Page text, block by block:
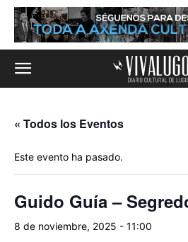
« Todos los Eventos
Este evento ha pasado.
Guido Guía –
8 de noviembre, 2025 - 11:00